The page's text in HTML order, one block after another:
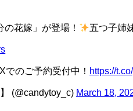
の花嫁」が登場！ 五つ子姉
のご予約受付中！ https://
(@candytoy_c) March 18,